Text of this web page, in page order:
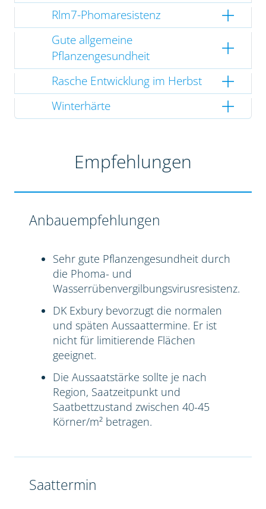
Rlm7-Phomaresistenz
Gute allgemeine
Pflanzengesundheit
Rasche Entwicklung im Herbst
Winterhärte
Empfehlungen
Anbauempfehlungen
Sehr gute Pflanzengesundheit durch
die Phoma- und
Wasserrübenvergilbungsvirusresistenz.
DK Exbury bevorzugt die normalen
und späten Aussaattermine. Er ist
nicht für limitierende Flächen
geeignet.
Die Aussaatstärke sollte je nach
Region, Saatzeitpunkt und
Saatbettzustand zwischen 40-45
Körner/m² betragen.
Saattermin